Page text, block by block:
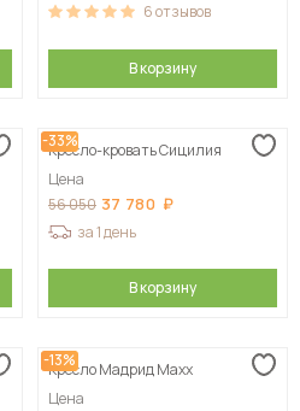
6отзывов
В корзину
-33%
Кресло-кровать Сицилия
Цена
56 050 37 780
за 1 день
В корзину
-13%
Кресло Мадрид Maxx
Цена